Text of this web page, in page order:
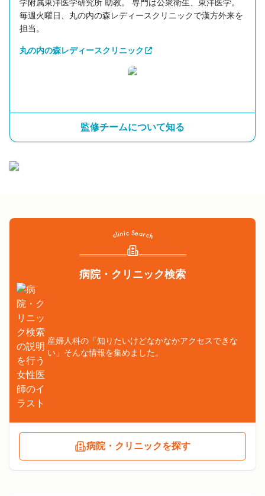
学附属東洋医学研究所 助教。 専門は公衆衛生、東洋医学。
毎週火曜日、丸の内の森レディースクリニックで漢方外来を
担当。
丸の内の森レディースクリニック
監修チームについて知る
病院・クリニック検索
産婦人科の「知りたいけどなかなかアクセスできな
い」そんな情報を集めました。
病院・クリニックを探す